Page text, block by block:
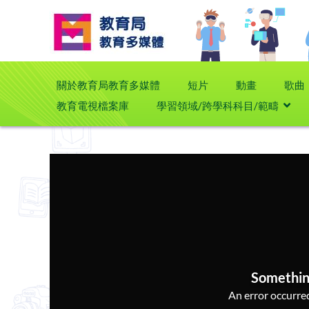
關於教育局教育多媒體 短片 動畫
歌曲
教育電視檔案庫
學習領域/跨學科科目/範疇
An error